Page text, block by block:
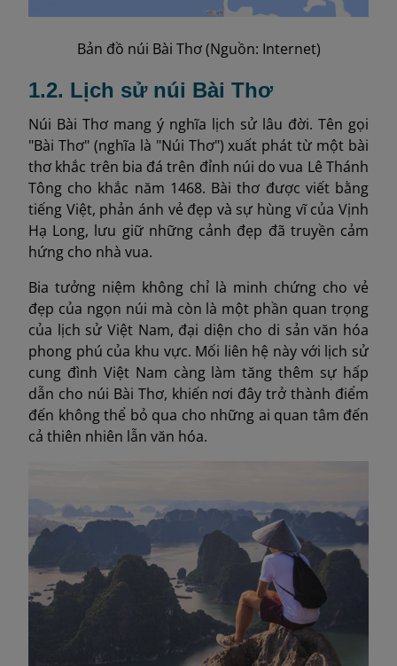
Bản đồ núi Bài Thơ (Nguồn: Internet)
1.2. Lịch sử núi Bài Thơ
Núi Bài Thơ mang ý nghĩa lịch sử lâu đời. Tên gọi
"Bài Thơ" (nghĩa là "Núi Thơ") xuất phát từ một bài
thơ khắc trên bia đá trên đỉnh núi do vua Lê Thánh
Tông cho khắc năm 1468. Bài thơ được viết bằng
tiếng Việt, phản ánh vẻ đẹp và sự hùng vĩ của Vịnh
Hạ Long, lưu giữ những cảnh đẹp đã truyền cảm
hứng cho nhà vua.
Bia tưởng niệm không chỉ là minh chứng cho vẻ
đẹp của ngọn núi mà còn là một phần quan trọng
của lịch sử Việt Nam, đại diện cho di sản văn hóa
phong phú của khu vực. Mối liên hệ này với lịch sử
cung đình Việt Nam càng làm tăng thêm sự hấp
dẫn cho núi Bài Thơ, khiến nơi đây trở thành điểm
đến không thể bỏ qua cho những ai quan tâm đến
cả thiên nhiên lẫn văn hóa.